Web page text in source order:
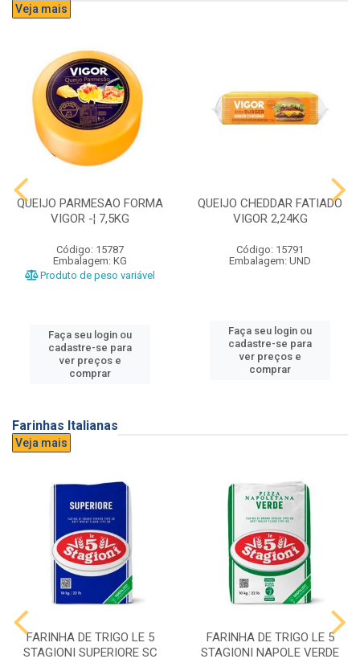
Veja mais
QUEIJO PARMESAO FORMA
VIGOR -¦ 7,5KG
Código: 15787
Embalagem: KG
Produto de peso variável
Faça seu login ou
cadastre-se para
ver preços e
comprar
QUEIJO CHEDDAR FATIADO
VIGOR 2,24KG
Código: 15791
Embalagem: UND
Faça seu login ou
cadastre-se para
ver preços e
comprar
Farinhas Italianas
Veja mais
FARINHA DE TRIGO LE 5
STAGIONI SUPERIORE SC
FARINHA DE TRIGO LE 5
STAGIONI NAPOLE VERDE